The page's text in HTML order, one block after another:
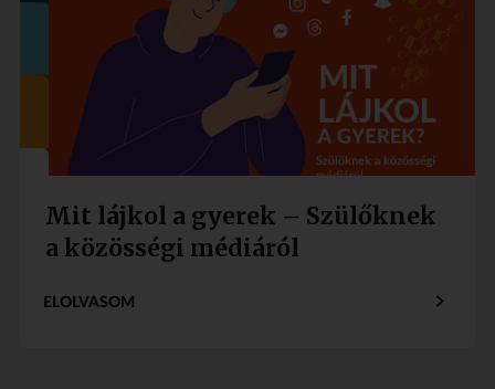
Mit lájkol a gyerek – Szülőknek
a közösségi médiáról
ELOLVASOM